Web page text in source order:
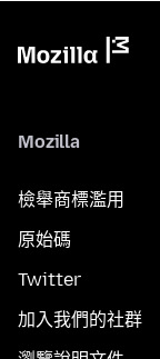
Mozilla
檢舉商標濫用
原始碼
Twitter
加入我們的社群